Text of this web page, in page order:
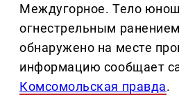
Междугорное. Тело
огнестрельным
обнаружено на месте
информацию сообщает
Комсомольская правда.